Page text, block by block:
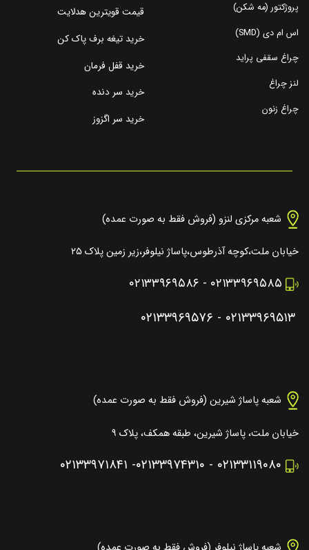
پروژکتور (مه شکن)
اس ام دی (SMD)
چراغ سقفی پراید
لنز چراغ
چراغ زنون
قیمت قویترین هدلایت
خرید تیغه برف پاک کن
خرید قفل فرمان
خرید سر دنده
خرید سر اگزوز
شعبه مرکزی لنزو (فروش فقط به صورت عمده)
خیابان ملت،کوچه آذرطوس،پاساژ نیلوفر،زیر زمین پلاک ۲۵
۰۲۱۳۳۹۶۹۵۸۵ - ۰۲۱۳۳۹۶۹۵۸۶
۰۲۱۳۳۹۶۹۵۱۳ - ۰۲۱۳۳۹۶۹۵۷۶
شعبه پاساژ شیرین (فروش فقط به صورت عمده)
خیابان ملت، پاساژ شیرین، طبقه همکف، پلاک ۹
۰۲۱۳۳۱۱۹۰۸۰ - ۰۲۱۳۳۹۷۴۳۱۰- ۰۲۱۳۳۹۷۱۸۴۱